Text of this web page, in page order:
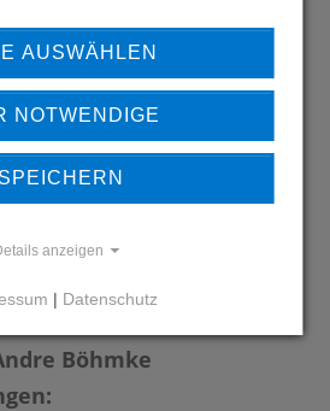
für
PR
| E:m.pruesch(at)puls-pr.de
Böhmke
AUSWÄHLEN
NOTWENDIGE
SPEICHERN
anzeigen
| Datenschutz